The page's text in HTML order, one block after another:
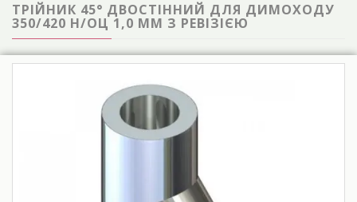
ТРІЙНИК 45° ДВОСТІННИЙ ДЛЯ ДИМОХОДУ
350/420 Н/ОЦ 1,0 ММ З РЕВІЗІЄЮ